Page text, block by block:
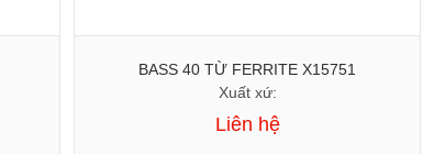
BASS 40 TỪ FERRITE X15751
Xuất xứ:
Liên hệ